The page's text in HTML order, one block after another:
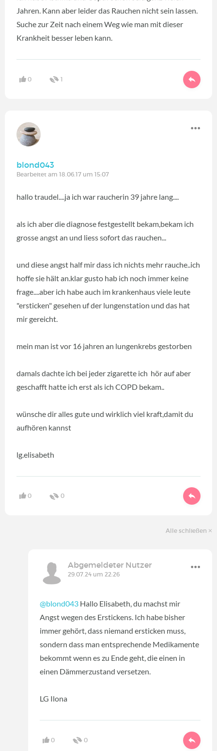
Jahren. Kann aber leider das Rauchen nicht sein lassen.
Suche zur Zeit nach einem Weg wie man mit dieser
Krankheit besser leben kann.
0 1
blond043
Bearbeitet am 18.06.17 um 15:07
hallo traudel....ja ich war raucherin 39 jahre lang....
als ich aber die diagnose festgestellt bekam,bekam ich
grosse angst an und liess sofort das rauchen...
und diese angst half mir dass ich nichts mehr rauche..ich
hoffe sie hält an.klar gusto hab ich noch immer keine
frage....aber ich habe auch im krankenhaus viele leute
"ersticken" gesehen uf der lungenstation und das hat
mir gereicht.
mein man ist vor 16 jahren an lungenkrebs gestorben
damals dachte ich bei jeder zigarette ich hör auf aber
geschafft hatte ich erst als ich COPD bekam..
wünsche dir alles gute und wirklich viel kraft,damit du
aufhören kannst
lg.elisabeth
0 0
Alle schließen
Abgemeldeter Nutzer
29.07.24 um 22:26
@blond043 Hallo Elisabeth, du machst mir
Angst wegen des Erstickens. Ich habe bisher
immer gehört, dass niemand ersticken muss,
sondern dass man entsprechende Medikamente
bekommt wenn es zu Ende geht, die einen in
einen Dämmerzustand versetzen.
LG Ilona
0 0